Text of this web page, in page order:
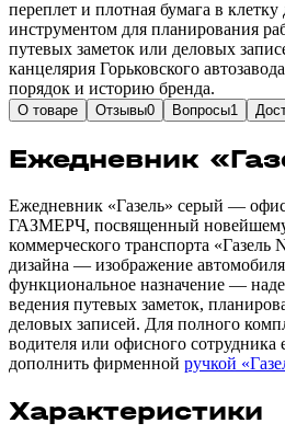
переплет и плотная бумага в
инструментом для планирования
путевых заметок или деловых
канцелярия Горьковского
порядок и историю бренда.
О товаре Отзывы0 Вопросы1
Ежедневник
Ежедневник «Газель» серый —
ГАЗМЕРЧ, посвященный
коммерческого транспорта «Газель
дизайна — изображение
функциональное назначение —
ведения путевых заметок,
деловых записей. Для полного
водителя или офисного
дополнить фирменной ручкой
Характеристики